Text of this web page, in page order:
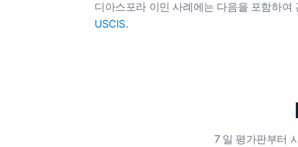
디아스포라 이민 사례에는 다음을 포함하
USCIS.
7 일 평가판부터